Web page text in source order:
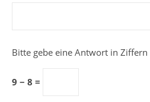
Bitte gebe eine Antwort in Ziffern
9 − 8 =